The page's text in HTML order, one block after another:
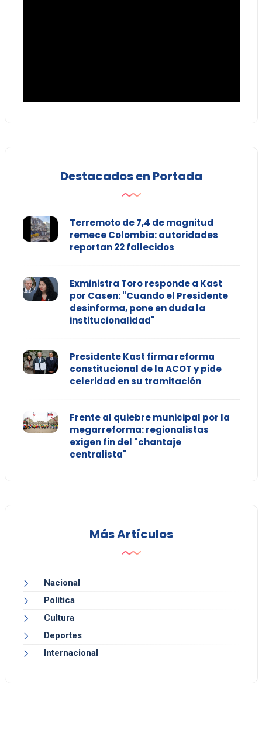
Destacados en Portada
Terremoto de 7,4 de magnitud
remece Colombia: autoridades
reportan 22 fallecidos
Exministra Toro responde a Kast
por Casen: "Cuando el Presidente
desinforma, pone en duda la
institucionalidad"
Presidente Kast firma reforma
constitucional de la ACOT y pide
celeridad en su tramitación
Frente al quiebre municipal por la
megarreforma: regionalistas
exigen fin del "chantaje
centralista"
Más Artículos
Nacional
Política
Cultura
Deportes
Internacional